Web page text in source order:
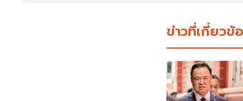
ข่าวที่เกี่ยวข้